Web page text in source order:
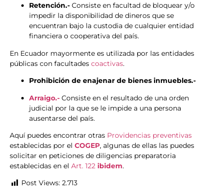
Retención.- Consiste en facultad de bloquear y/o
impedir la disponibilidad de dineros que se
encuentran bajo la custodia de cualquier entidad
financiera o cooperativa del país.
En Ecuador mayormente es utilizada por las entidades
públicas con facultades coactivas.
Prohibición de enajenar de bienes inmuebles.-
Arraigo.- Consiste en el resultado de una orden
judicial por la que se le impide a una persona
ausentarse del país.
Aquí puedes encontrar otras Providencias preventivas
establecidas por el COGEP, algunas de ellas las puedes
solicitar en peticiones de diligencias preparatoria
establecidas en el Art. 122 ibidem.
Post Views: 2.713